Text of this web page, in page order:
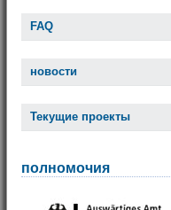
FAQ
новости
Текущие проекты
полномочия